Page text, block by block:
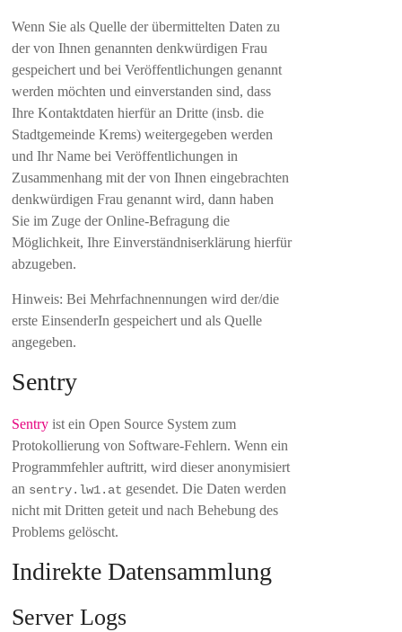
Wenn Sie als Quelle der übermittelten Daten zu
der von Ihnen genannten denkwürdigen Frau
gespeichert und bei Veröffentlichungen genannt
werden möchten und einverstanden sind, dass
Ihre Kontaktdaten hierfür an Dritte (insb. die
Stadtgemeinde Krems) weitergegeben werden
und Ihr Name bei Veröffentlichungen in
Zusammenhang mit der von Ihnen eingebrachten
denkwürdigen Frau genannt wird, dann haben
Sie im Zuge der Online-Befragung die
Möglichkeit, Ihre Einverständniserklärung hierfür
abzugeben.
Hinweis: Bei Mehrfachnennungen wird der/die
erste EinsenderIn gespeichert und als Quelle
angegeben.
Sentry
Sentry ist ein Open Source System zum
Protokollierung von Software-Fehlern. Wenn ein
Programmfehler auftritt, wird dieser anonymisiert
an sentry.lw1.at gesendet. Die Daten werden
nicht mit Dritten geteit und nach Behebung des
Problems gelöscht.
Indirekte Datensammlung
Server Logs